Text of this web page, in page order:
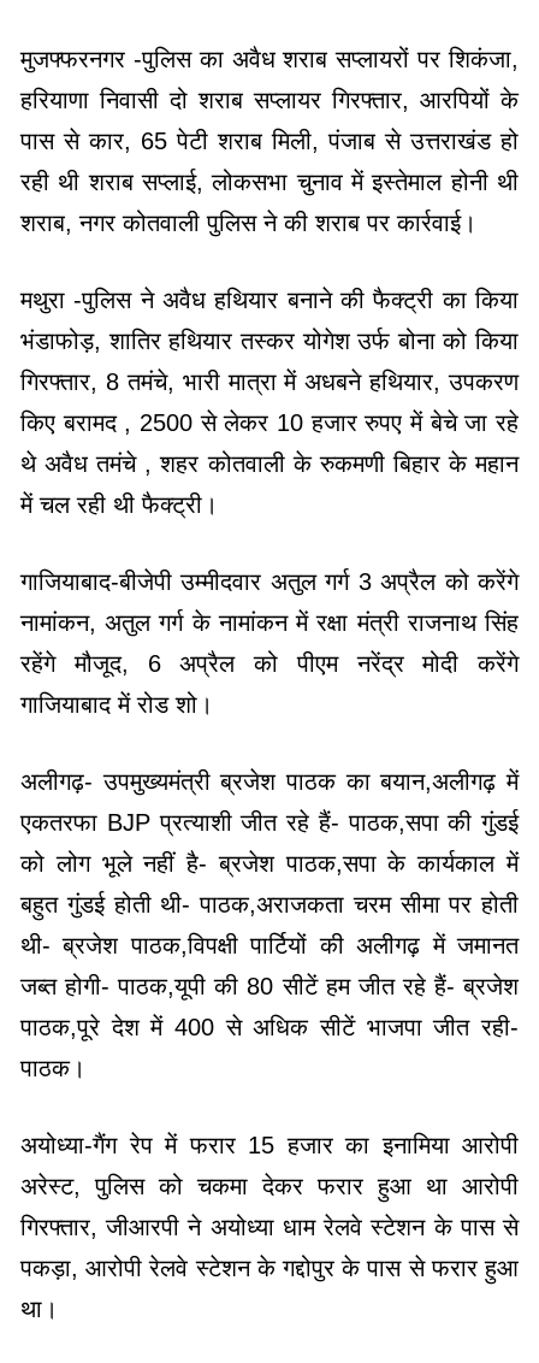
मुजफ्फरनगर -पुलिस का अवैध शराब सप्लायरों पर शिकंजा,
हरियाणा निवासी दो शराब सप्लायर गिरफ्तार, आरपियों के
पास से कार, 65 पेटी शराब मिली, पंजाब से उत्तराखंड हो
रही थी शराब सप्लाई, लोकसभा चुनाव में इस्तेमाल होनी थी
शराब, नगर कोतवाली पुलिस ने की शराब पर कार्रवाई।
मथुरा -पुलिस ने अवैध हथियार बनाने की फैक्ट्री का किया
भंडाफोड़, शातिर हथियार तस्कर योगेश उर्फ बोना को किया
गिरफ्तार, 8 तमंचे, भारी मात्रा में अधबने हथियार, उपकरण
किए बरामद , 2500 से लेकर 10 हजार रुपए में बेचे जा रहे
थे अवैध तमंचे , शहर कोतवाली के रुकमणी बिहार के महान
में चल रही थी फैक्ट्री।
गाजियाबाद-बीजेपी उम्मीदवार अतुल गर्ग 3 अप्रैल को करेंगे
नामांकन, अतुल गर्ग के नामांकन में रक्षा मंत्री राजनाथ सिंह
रहेंगे मौजूद, 6 अप्रैल को पीएम नरेंद्र मोदी करेंगे
गाजियाबाद में रोड शो।
अलीगढ़- उपमुख्यमंत्री ब्रजेश पाठक का बयान,अलीगढ़ में
एकतरफा BJP प्रत्याशी जीत रहे हैं- पाठक,सपा की गुंडई
को लोग भूले नहीं है- ब्रजेश पाठक,सपा के कार्यकाल में
बहुत गुंडई होती थी- पाठक,अराजकता चरम सीमा पर होती
थी- ब्रजेश पाठक,विपक्षी पार्टियों की अलीगढ़ में जमानत
जब्त होगी- पाठक,यूपी की 80 सीटें हम जीत रहे हैं- ब्रजेश
पाठक,पूरे देश में 400 से अधिक सीटें भाजपा जीत रही-
पाठक।
अयोध्या-गैंग रेप में फरार 15 हजार का इनामिया आरोपी
अरेस्ट, पुलिस को चकमा देकर फरार हुआ था आरोपी
गिरफ्तार, जीआरपी ने अयोध्या धाम रेलवे स्टेशन के पास से
पकड़ा, आरोपी रेलवे स्टेशन के गद्दोपुर के पास से फरार हुआ
था।